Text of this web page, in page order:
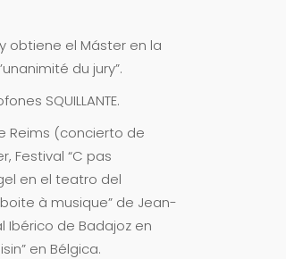
obtiene el Máster en la
du jury”.
SQUILLANTE.
Reims (concierto de
Festival “C pas
en el teatro del
à musique” de Jean-
Ibérico de Badajoz en
en Bélgica.